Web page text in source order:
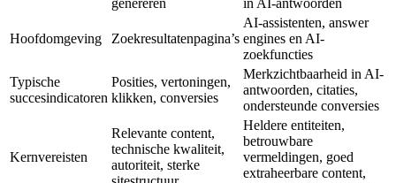
genereren
in AI-antwoorden
Hoofdomgeving Zoekresultatenpagina’s
AI-assistenten, answer
engines en AI-
zoekfuncties
Typische
succesindicatoren
Posities, vertoningen,
klikken, conversies
Merkzichtbaarheid in AI-
antwoorden, citaties,
ondersteunde conversies
Kernvereisten
Relevante content,
technische kwaliteit,
autoriteit, sterke
Heldere entiteiten,
betrouwbare
vermeldingen, goed
extraheerbare content,